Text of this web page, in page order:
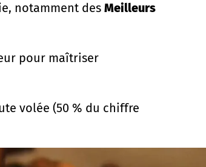
notamment des Meilleurs
pour maîtriser
volée (50 % du chiffre